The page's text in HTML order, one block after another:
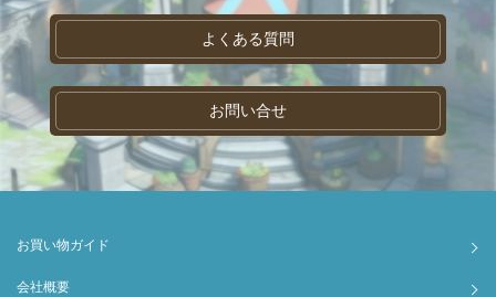
よくある質問
お問い合せ
お買い物ガイド
会社概要